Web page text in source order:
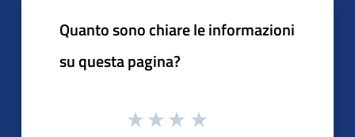
Quanto sono chiare le informazioni
su questa pagina?